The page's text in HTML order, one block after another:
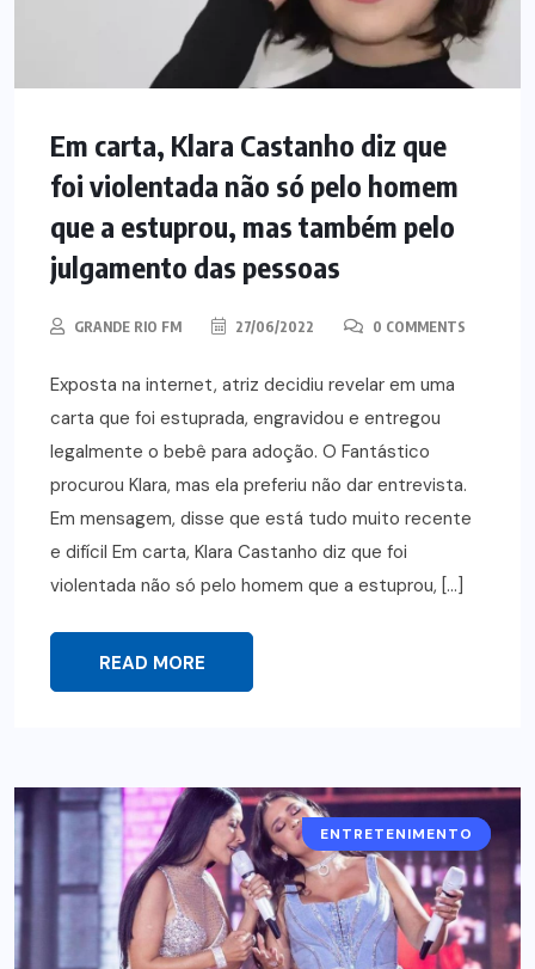
Em carta, Klara Castanho diz que
foi violentada não só pelo homem
que a estuprou, mas também pelo
julgamento das pessoas
GRANDE RIO FM 27/06/2022 0 COMMENTS
Exposta na internet, atriz decidiu revelar em uma
carta que foi estuprada, engravidou e entregou
legalmente o bebê para adoção. O Fantástico
procurou Klara, mas ela preferiu não dar entrevista.
Em mensagem, disse que está tudo muito recente
e difícil Em carta, Klara Castanho diz que foi
violentada não só pelo homem que a estuprou, […]
READ MORE
CELEBRIDADES
ENTRETENIMENTO